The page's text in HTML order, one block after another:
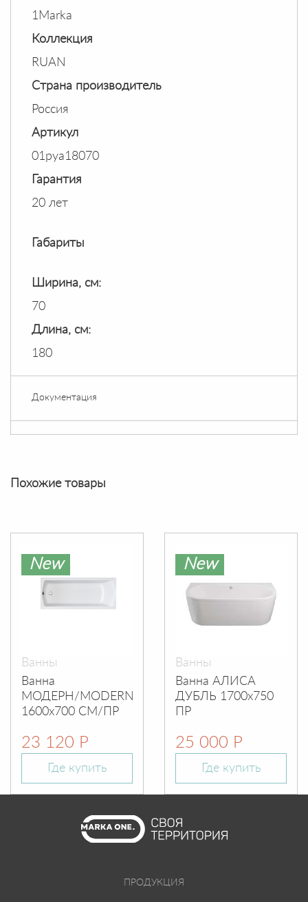
1Marka
Коллекция
RUAN
Страна производитель
Россия
Артикул
01руа18070
Гарантия
20 лет
Габариты
Ширина, см:
70
Длина, см:
180
Документация
Похожие товары
New
Ванны
Ванна
МОДЕРН/MODERN
1600х700 СМ/ПР
23 120 Р
Где купить
New
Ванны
Ванна АЛИСА
ДУБЛЬ 1700х750
ПР
25 000 Р
Где купить
ПРОДУКЦИЯ